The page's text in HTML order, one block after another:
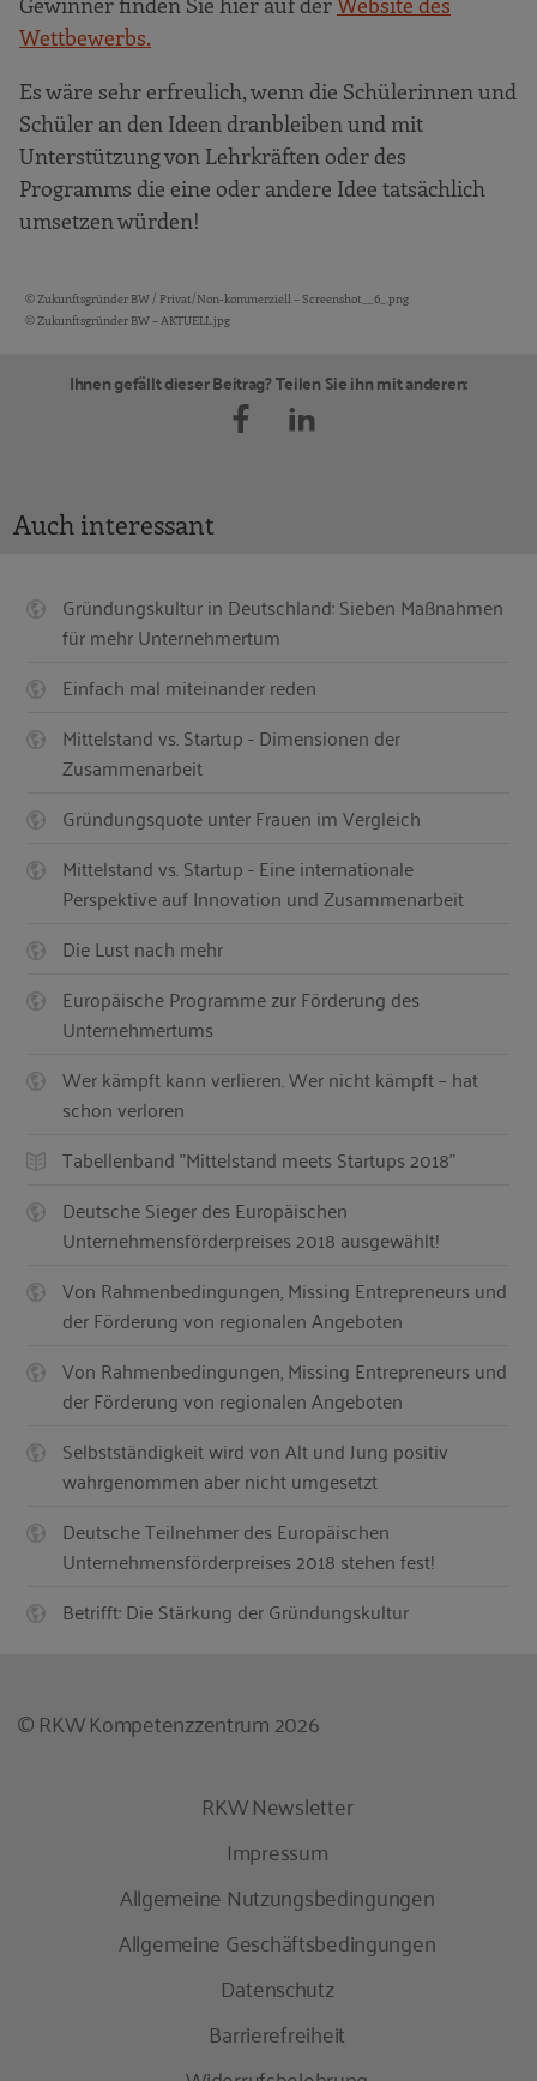
Wettbewerbs.
Es wäre sehr erfreulich, wenn die Schülerinnen und
Schüler an den Ideen dranbleiben und mit
Unterstützung von Lehrkräften oder des
Programms die eine oder andere Idee tatsächlich
umsetzen würden!
Bildquellen und Copyright-Hinweise
© Zukunftsgründer BW / Privat/Non-kommerziell – Screenshot__6_.png
© Zukunftsgründer BW – AKTUELL.jpg
Ihnen gefällt dieser Beitrag? Teilen Sie ihn mit anderen:
Auch interessant
Gründungskultur in Deutschland: Sieben Maßnahmen
für mehr Unternehmertum
Einfach mal miteinander reden
Mittelstand vs. Startup - Dimensionen der
Zusammenarbeit
Gründungsquote unter Frauen im Vergleich
Mittelstand vs. Startup - Eine internationale
Perspektive auf Innovation und Zusammenarbeit
Die Lust nach mehr
Europäische Programme zur Förderung des
Unternehmertums
Wer kämpft kann verlieren. Wer nicht kämpft – hat
schon verloren
Tabellenband "Mittelstand meets Startups 2018"
Deutsche Sieger des Europäischen
Unternehmensförderpreises 2018 ausgewählt!
Von Rahmenbedingungen, Missing Entrepreneurs und
der Förderung von regionalen Angeboten
Von Rahmenbedingungen, Missing Entrepreneurs und
der Förderung von regionalen Angeboten
Selbstständigkeit wird von Alt und Jung positiv
wahrgenommen aber nicht umgesetzt
Deutsche Teilnehmer des Europäischen
Unternehmensförderpreises 2018 stehen fest!
Betrifft: Die Stärkung der Gründungskultur
© RKW Kompetenzzentrum 2026
RKW Newsletter
Impressum
Allgemeine Nutzungsbedingungen
Allgemeine Geschäftsbedingungen
Datenschutz
Barrierefreiheit